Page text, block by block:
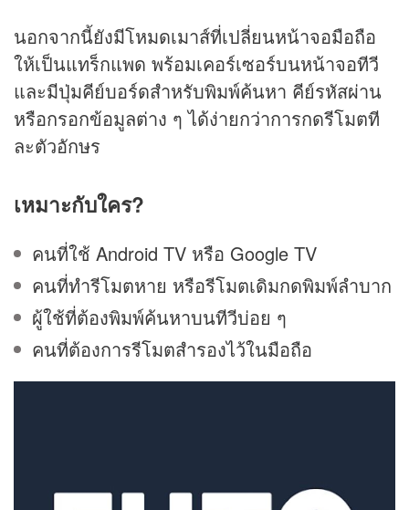
นอกจากนี้ยังมีโหมดเมาส์ที่เปลี่ยนหน้าจอมือถือ
ให้เป็นแทร็กแพด พร้อมเคอร์เซอร์บนหน้าจอทีวี
และมีปุ่มคีย์บอร์ดสำหรับพิมพ์ค้นหา คีย์รหัสผ่าน
หรือกรอกข้อมูลต่าง ๆ ได้ง่ายกว่าการกดรีโมตที
ละตัวอักษร
เหมาะกับใคร?
คนที่ใช้ Android TV หรือ Google TV
คนที่ทำรีโมตหาย หรือรีโมตเดิมกดพิมพ์ลำบาก
ผู้ใช้ที่ต้องพิมพ์ค้นหาบนทีวีบ่อย ๆ
คนที่ต้องการรีโมตสำรองไว้ในมือถือ